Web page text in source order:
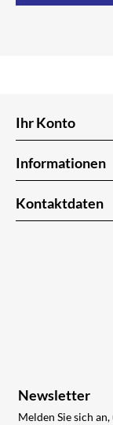
Ihr Konto
Informationen
Kontaktdaten
Newsletter
Melden Sie sich